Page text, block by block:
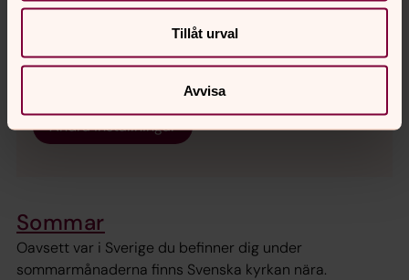
Tillåt urval
Avvisa
Se videon på Streamio i stället.
Ändra inställningar
Sommar
Oavsett var i Sverige du befinner dig under
sommarmånaderna finns Svenska kyrkan nära.